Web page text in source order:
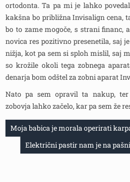
ortodonta. Ta pa mi je lahko
kakšna bo približna Invisalign cena,
bo to zame mogoče, s strani financ,
novica res pozitivno presenetila, saj
nižja, kot pa sem si sploh mislil, saj
so krožile okoli tega zobnega
denarja bom odštel za zobni aparat
Nato pa sem opravil ta nakup,
zobovja lahko začelo, kar pa sem že
Navigacija
prispevka
Moja babica je morala operirati
Električni pastir nam je na